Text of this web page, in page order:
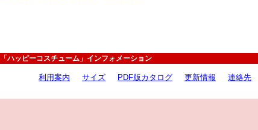
「ハッピーコスチューム」インフォメーション
利用案内 サイズ PDF版カタログ 更新情報 連絡先